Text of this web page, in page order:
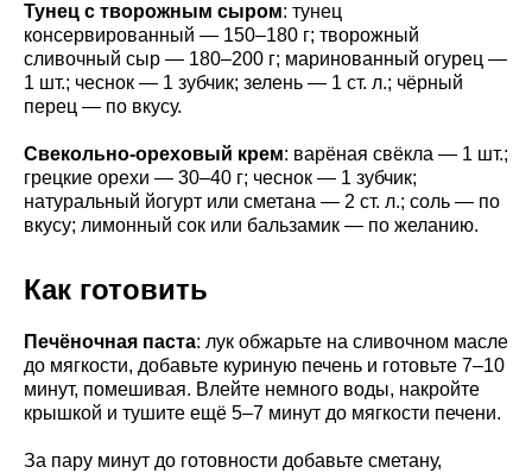
Тунец с творожным сыром: тунец
консервированный — 150–180 г; творожный
сливочный сыр — 180–200 г; маринованный огурец —
1 шт.; чеснок — 1 зубчик; зелень — 1 ст. л.; чёрный
перец — по вкусу.
Свекольно-ореховый крем: варёная свёкла — 1 шт.;
грецкие орехи — 30–40 г; чеснок — 1 зубчик;
натуральный йогурт или сметана — 2 ст. л.; соль — по
вкусу; лимонный сок или бальзамик — по желанию.
Как готовить
Печёночная паста: лук обжарьте на сливочном масле
до мягкости, добавьте куриную печень и готовьте 7–10
минут, помешивая. Влейте немного воды, накройте
крышкой и тушите ещё 5–7 минут до мягкости печени.
За пару минут до готовности добавьте сметану,